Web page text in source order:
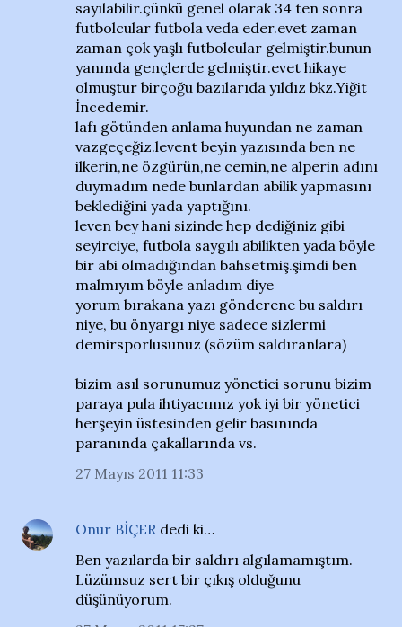
sayılabilir.çünkü genel olarak 34 ten sonra
futbolcular futbola veda eder.evet zaman
zaman çok yaşlı futbolcular gelmiştir.bunun
yanında gençlerde gelmiştir.evet hikaye
olmuştur birçoğu bazılarıda yıldız bkz.Yiğit
İncedemir.
lafı götünden anlama huyundan ne zaman
vazgeçeğiz.levent beyin yazısında ben ne
ilkerin,ne özgürün,ne cemin,ne alperin adını
duymadım nede bunlardan abilik yapmasını
beklediğini yada yaptığını.
leven bey hani sizinde hep dediğiniz gibi
seyirciye, futbola saygılı abilikten yada böyle
bir abi olmadığından bahsetmiş.şimdi ben
malmıyım böyle anladım diye
yorum bırakana yazı gönderene bu saldırı
niye, bu önyargı niye sadece sizlermi
demirsporlusunuz (sözüm saldıranlara)
bizim asıl sorunumuz yönetici sorunu bizim
paraya pula ihtiyacımız yok iyi bir yönetici
herşeyin üstesinden gelir basınında
paranında çakallarında vs.
27 Mayıs 2011 11:33
Onur BİÇER dedi ki…
Ben yazılarda bir saldırı algılamamıştım.
Lüzümsuz sert bir çıkış olduğunu
düşünüyorum.